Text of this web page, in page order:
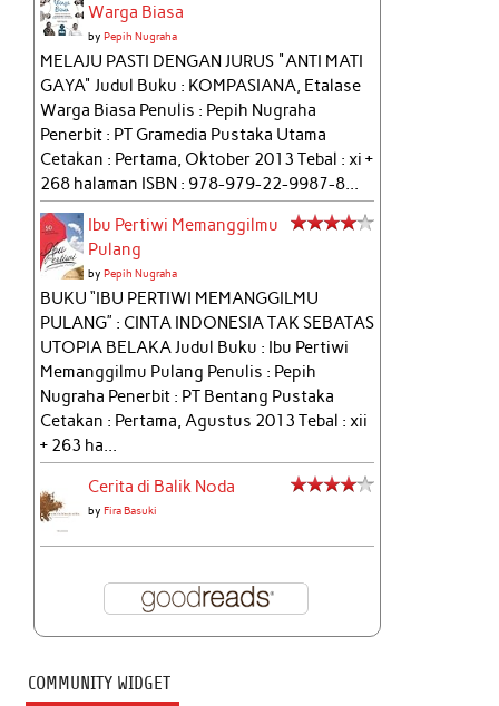
Warga Biasa
byPepih Nugraha
MELAJU PASTI DENGAN JURUS "ANTI MATI
GAYA" Judul Buku : KOMPASIANA, Etalase
Warga Biasa Penulis : Pepih Nugraha
Penerbit : PT Gramedia Pustaka Utama
Cetakan : Pertama, Oktober 2013 Tebal : xi +
268 halaman ISBN : 978-979-22-9987-8...
Ibu Pertiwi Memanggilmu
Pulang
byPepih Nugraha
BUKU “IBU PERTIWI MEMANGGILMU
PULANG” : CINTA INDONESIA TAK SEBATAS
UTOPIA BELAKA Judul Buku : Ibu Pertiwi
Memanggilmu Pulang Penulis : Pepih
Nugraha Penerbit : PT Bentang Pustaka
Cetakan : Pertama, Agustus 2013 Tebal : xii
+ 263 ha...
Cerita di Balik Noda
byFira Basuki
COMMUNITY WIDGET